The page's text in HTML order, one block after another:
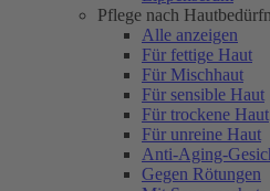
Pflege nach
Alle anzeigen
Für fettige Haut
Für Mischhaut
Für sensible Haut
Für trockene Haut
Für unreine Haut
Anti-Aging-
Gegen Rötungen